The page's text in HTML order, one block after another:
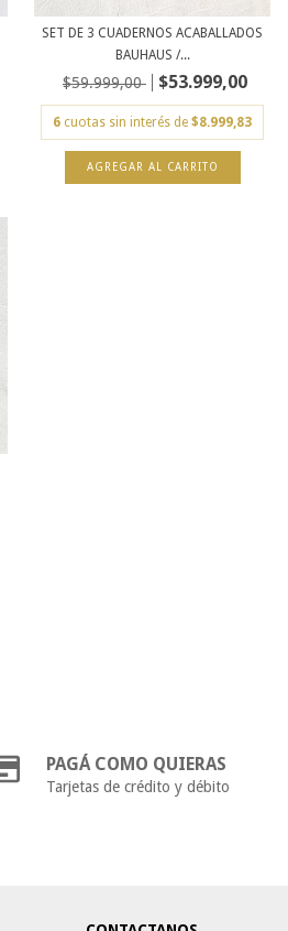
SET DE 3 CUADERNOS ACABALLADOS
BAUHAUS /...
$59.999,00 $53.999,00
6 cuotas sin interés de$8.999,83
PAGÁ COMO QUIERAS
Tarjetas de crédito y débito